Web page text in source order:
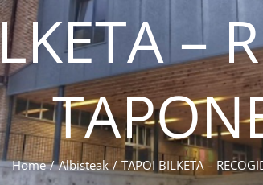
–
Home Albisteak TAPOI BILKETA –